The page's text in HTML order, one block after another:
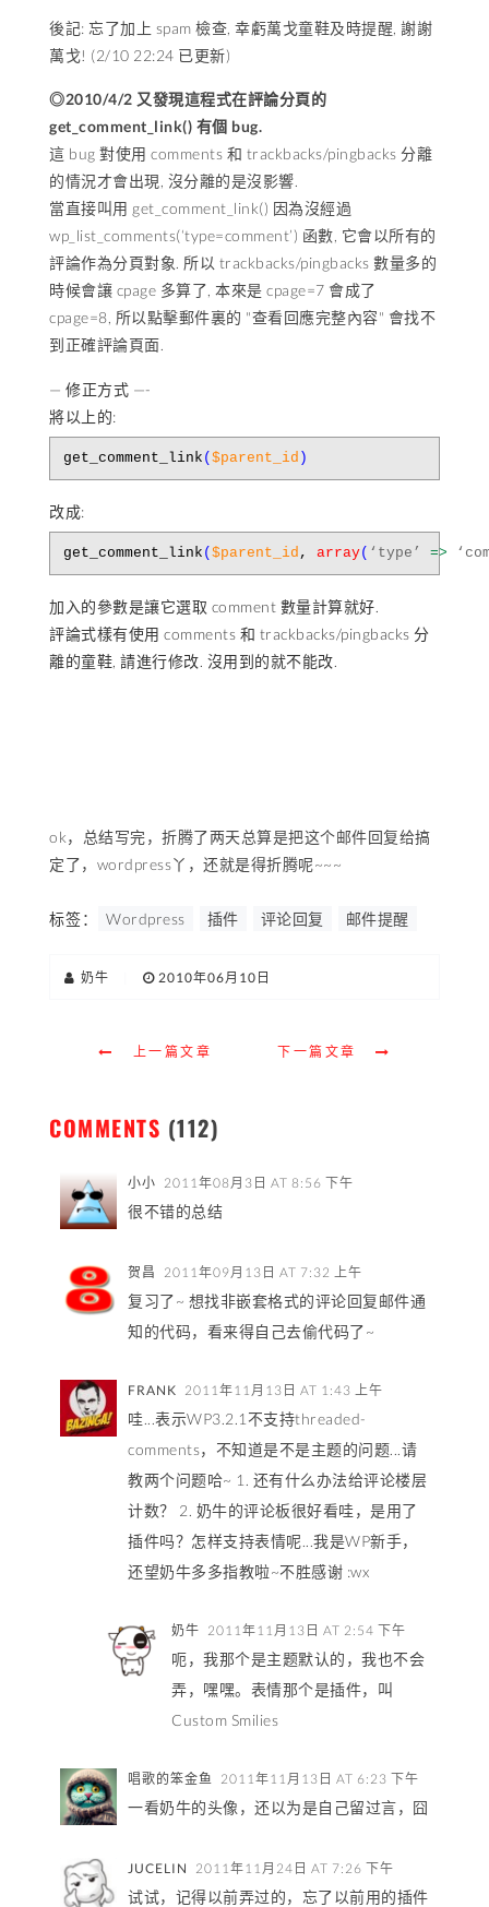
後記: 忘了加上 spam 檢查, 幸虧萬戈童鞋及時提醒, 謝謝
萬戈! (2/10 22:24 已更新)
◎2010/4/2 又發現這程式在評論分頁的
get_comment_link() 有個 bug.
這 bug 對使用 comments 和 trackbacks/pingbacks 分離
的情況才會出現, 沒分離的是沒影響.
當直接叫用 get_comment_link() 因為沒經過
wp_list_comments(‘type=comment’) 函數, 它會以所有的
評論作為分頁對象. 所以 trackbacks/pingbacks 數量多的
時候會讓 cpage 多算了, 本來是 cpage=7 會成了
cpage=8, 所以點擊郵件裏的 "查看回應完整內容" 會找不
到正確評論頁面.
— 修正方式 —-
將以上的:
get_comment_link ( $parent_id )
改成:
get_comment_link ( $parent_id , array( ‘type’ =>
加入的參數是讓它選取 comment 數量計算就好.
評論式樣有使用 comments 和 trackbacks/pingbacks 分
離的童鞋, 請進行修改. 沒用到的就不能改.
ok，总结写完，折腾了两天总算是把这个邮件回复给搞
定了，wordpress丫，还就是得折腾呢~~~
标签： Wordpress 插件 评论回复 邮件提醒
奶牛 2010年06月10日
上一篇文章 下一篇文章
COMMENTS (112)
小小 2011年08月3日 AT 8:56 下午
很不错的总结
贺昌 2011年09月13日 AT 7:32 上午
复习了~ 想找非嵌套格式的评论回复邮件通
知的代码，看来得自己去偷代码了~
FRANK 2011年11月13日 AT 1:43 上午
哇...表示WP3.2.1不支持threaded-
comments，不知道是不是主题的问题...请
教两个问题哈~ 1. 还有什么办法给评论楼层
计数？ 2. 奶牛的评论板很好看哇，是用了
插件吗？怎样支持表情呢...我是WP新手，
还望奶牛多多指教啦~不胜感谢 :wx
奶牛 2011年11月13日 AT 2:54 下午
呃，我那个是主题默认的，我也不会
弄，嘿嘿。表情那个是插件，叫
Custom Smilies
唱歌的笨金鱼 2011年11月13日 AT 6:23 下午
一看奶牛的头像，还以为是自己留过言，囧
JUCELIN 2011年11月24日 AT 7:26 下午
试试，记得以前弄过的，忘了以前用的插件